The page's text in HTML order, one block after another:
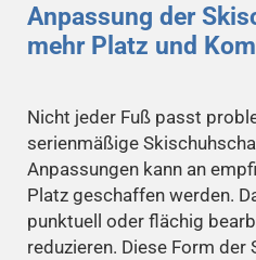
Anpassung der
mehr Platz und
Nicht jeder Fuß passt
serienmäßige
Anpassungen kann an
Platz geschaffen werden.
punktuell oder flächig
reduzieren. Diese Form der